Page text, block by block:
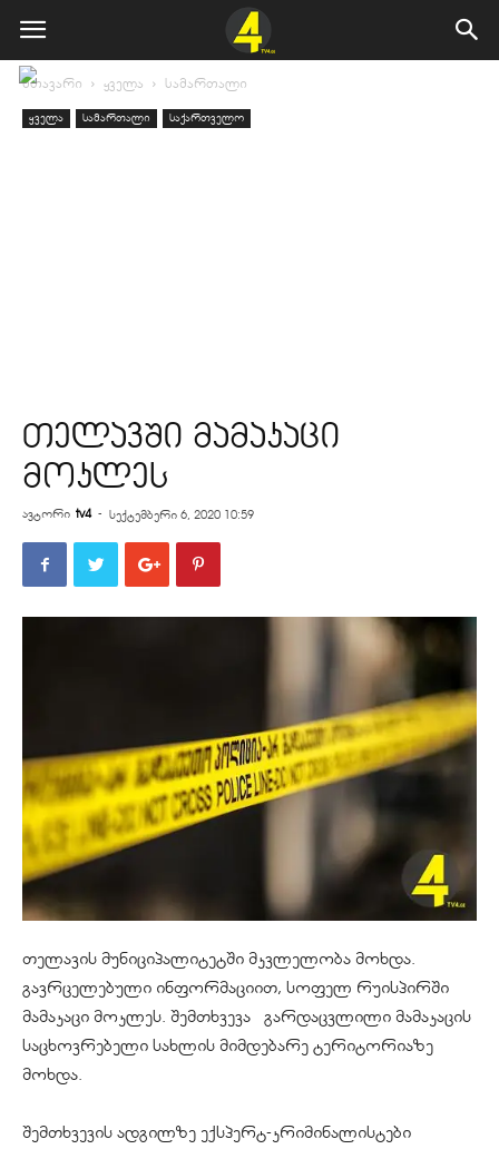
მთავარი ყველა სამართალი
ყველა სამართალი საქართველო
თელავში მამაკაცი
მოკლეს
ავტორი tv4 - სექტემბერი 6, 2020 10:59
თელავის მუნიციპალიტეტში მკვლელობა მოხდა.
გავრცელებული ინფორმაციით, სოფელ რუისპირში
მამაკაცი მოკლეს. შემთხვევა გარდაცვლილი მამაკაცის
საცხოვრებელი სახლის მიმდებარე ტერიტორიაზე
მოხდა.
შემთხვევის ადგილზე ექსპერტ-კრიმინალისტები